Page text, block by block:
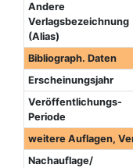
Andere
Verlagsbezeichnung
(Alias)
Bibliograph. Daten
Erscheinungsjahr
Veröffentlichungs-
Periode
weitere Auflagen,
Nachauflage/